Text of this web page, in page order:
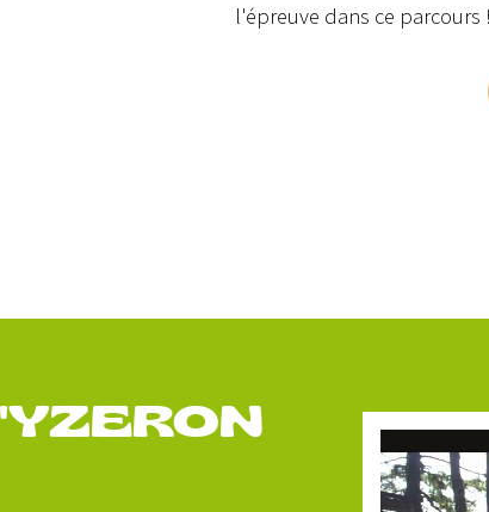
l'épreuve dans ce parcours !